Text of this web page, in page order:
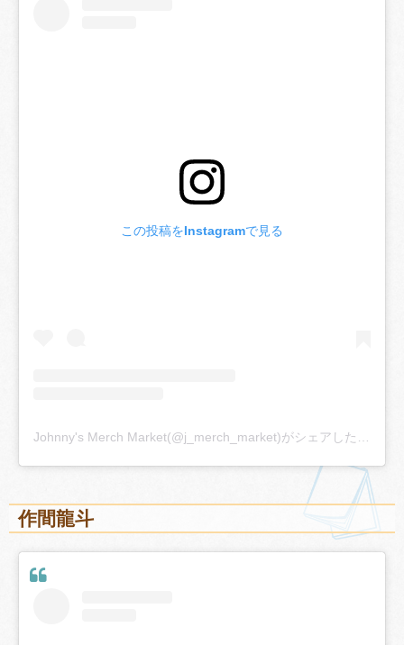
この投稿をInstagramで見る
作間龍斗